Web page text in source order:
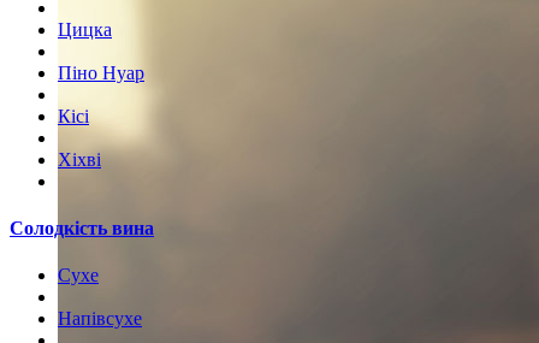
Цицка
Піно Нуар
Кісі
Хіхві
Солодкість вина
Сухе
Напівсухе